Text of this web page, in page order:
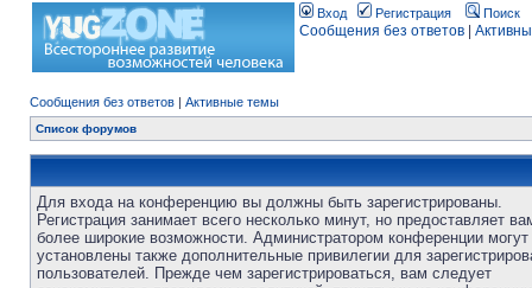
Вход Регистрация Поиск
Сообщения без ответов
Сообщения без ответов | Активные темы
Список форумов
Для входа на конференцию вы должны быть зарегистрированы.
Регистрация занимает всего несколько минут, но предоставляет
более широкие возможности. Администратором конференции
установлены также дополнительные привилегии для
пользователей. Прежде чем зарегистрироваться, вам следует